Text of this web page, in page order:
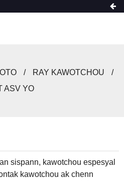
RAY KAWOTCHOU
ASV YO
sispann, kawotchou espesyal
kawotchou ak chenn